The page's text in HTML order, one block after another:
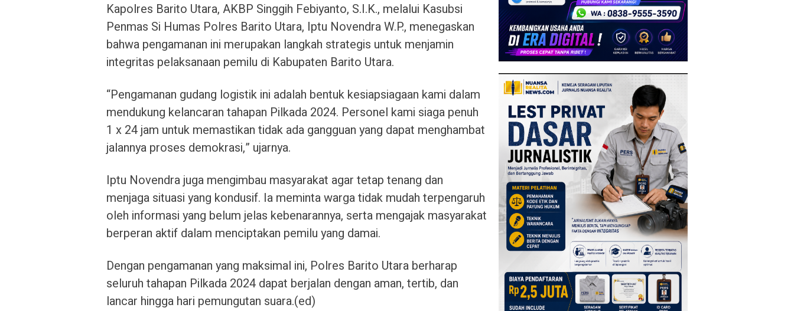
Kapolres Barito Utara, AKBP Singgih Febiyanto, S.I.K., melalui Kasubsi
Penmas Si Humas Polres Barito Utara, Iptu Novendra W.P., menegaskan
bahwa pengamanan ini merupakan langkah strategis untuk menjamin
integritas pelaksanaan pemilu di Kabupaten Barito Utara.
“Pengamanan gudang logistik ini adalah bentuk kesiapsiagaan kami dalam
mendukung kelancaran tahapan Pilkada 2024. Personel kami siaga penuh
1 x 24 jam untuk memastikan tidak ada gangguan yang dapat menghambat
jalannya proses demokrasi,” ujarnya.
Iptu Novendra juga mengimbau masyarakat agar tetap tenang dan
menjaga situasi yang kondusif. Ia meminta warga tidak mudah terpengaruh
oleh informasi yang belum jelas kebenarannya, serta mengajak masyarakat
berperan aktif dalam menciptakan pemilu yang damai.
Dengan pengamanan yang maksimal ini, Polres Barito Utara berharap
seluruh tahapan Pilkada 2024 dapat berjalan dengan aman, tertib, dan
lancar hingga hari pemungutan suara.(ed)